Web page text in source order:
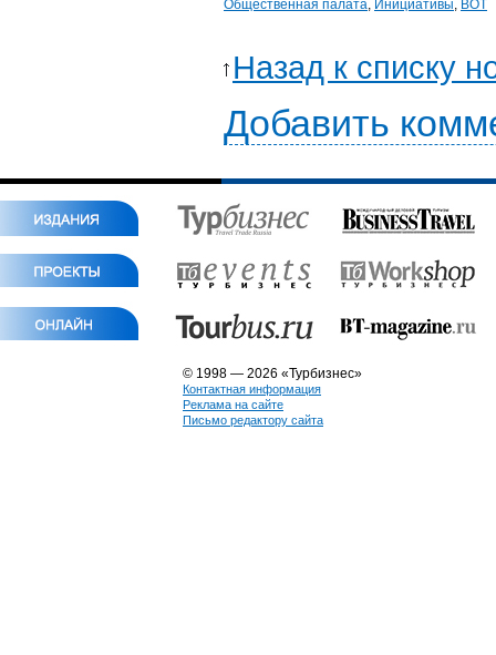
Общественная палата, Инициативы, ВОТ
Назад к списку
Добавить
© 1998 — 2026 «Турбизнес»
Контактная информация
Реклама на сайте
Письмо редактору сайта